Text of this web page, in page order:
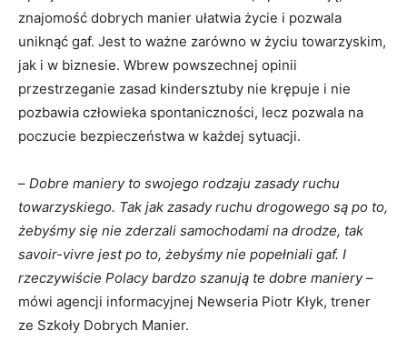
znajomość dobrych manier ułatwia życie i pozwala
uniknąć gaf. Jest to ważne zarówno w życiu towarzyskim,
jak i w biznesie. Wbrew powszechnej opinii
przestrzeganie zasad kindersztuby nie krępuje i nie
pozbawia człowieka spontaniczności, lecz pozwala na
poczucie bezpieczeństwa w każdej sytuacji.
– Dobre maniery to swojego rodzaju zasady ruchu
towarzyskiego. Tak jak zasady ruchu drogowego są po to,
żebyśmy się nie zderzali samochodami na drodze, tak
savoir-vivre jest po to, żebyśmy nie popełniali gaf. I
rzeczywiście Polacy bardzo szanują te dobre maniery–
mówi agencji informacyjnej Newseria Piotr Kłyk, trener
ze Szkoły Dobrych Manier.